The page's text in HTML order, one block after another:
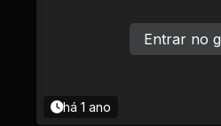
há 1 ano
Entrar no